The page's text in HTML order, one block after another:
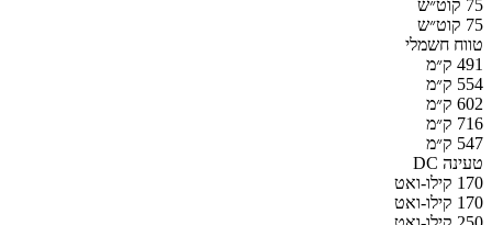
75 קוט״ש
75 קוט״ש
טווח חשמלי
491 ק״מ
554 ק״מ
602 ק״מ
716 ק״מ
547 ק״מ
טעינה DC
170 קילו-ואט
170 קילו-ואט